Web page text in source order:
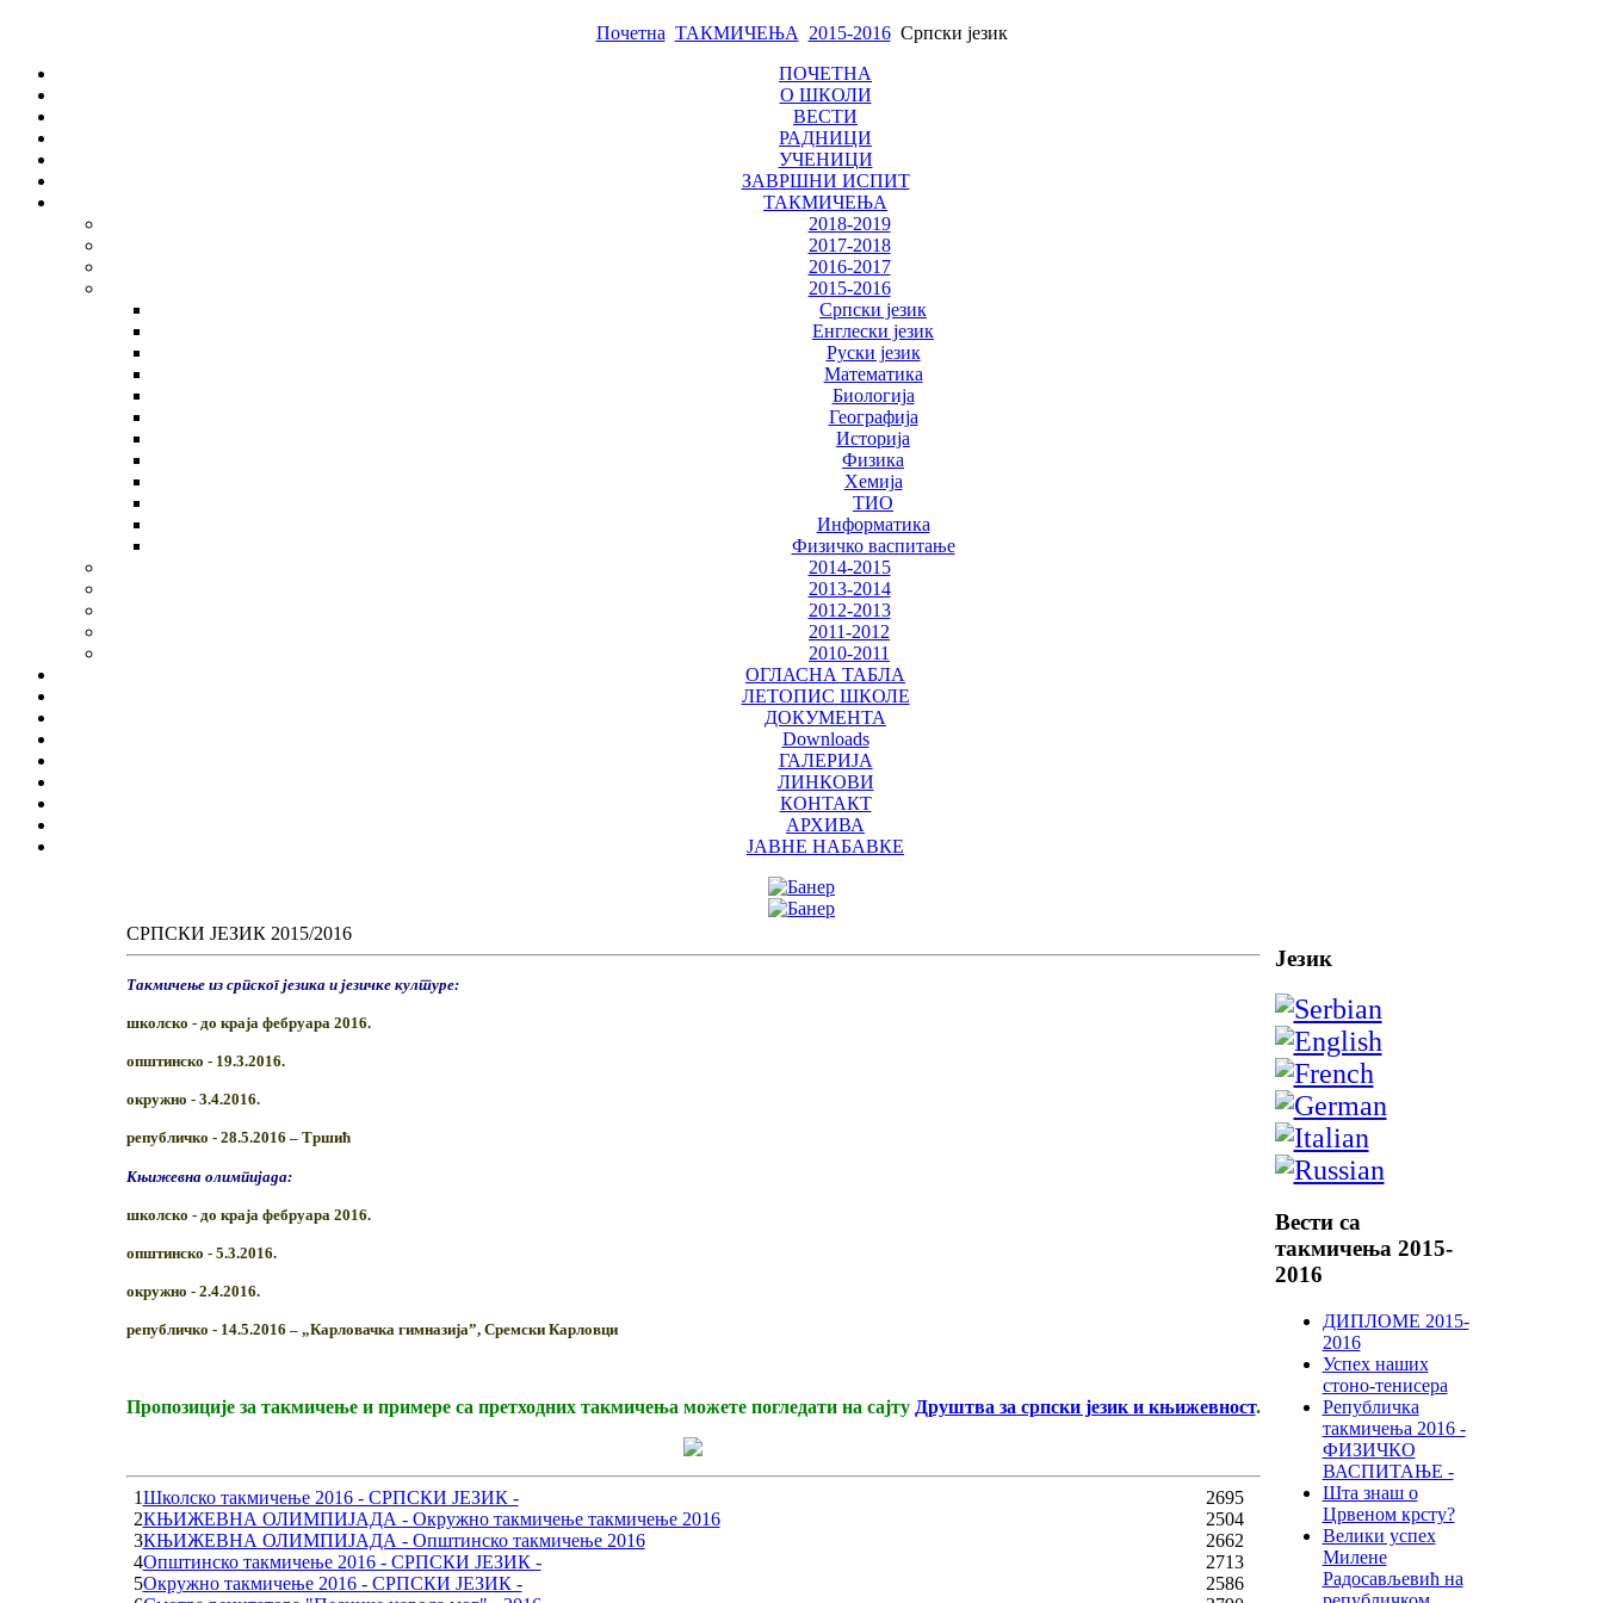
Почетна ТАКМИЧЕЊА 2015-2016 Српски језик
ПОЧЕТНА
О ШКОЛИ
ВЕСТИ
РАДНИЦИ
УЧЕНИЦИ
ЗАВРШНИ ИСПИТ
ТАКМИЧЕЊА
2018-2019
2017-2018
2016-2017
2015-2016
Српски језик
Енглески језик
Руски језик
Математика
Биологија
Географија
Историја
Физика
Хемија
ТИО
Информатика
Физичко васпитање
2014-2015
2013-2014
2012-2013
2011-2012
2010-2011
ОГЛАСНА ТАБЛА
ЛЕТОПИС ШКОЛЕ
ДОКУМЕНТА
Downloads
ГАЛЕРИЈА
ЛИНКОВИ
КОНТАКТ
АРХИВА
ЈАВНЕ НАБАВКЕ
СРПСКИ ЈЕЗИК 2015/2016
Такмичење из српског језика и језичке културе:
школско - до краја фебруара 2016.
општинско - 19.3.2016.
окружно - 3.4.2016.
републичко - 28.5.2016 ‒ Тршић
Књижевна олимпијада:
школско - до краја фебруара 2016.
општинско - 5.3.2016.
окружно - 2.4.2016.
републичко - 14.5.2016 ‒ „Карловачка гимназија”, Сремски Карловци
Пропозиције за такмичење и примере са претходних такмичења можете погледати на сајту Друштва за српски језик и књижевност.
1Школско такмичење 2016 - СРПСКИ ЈЕЗИК -
2695
2КЊИЖЕВНА ОЛИМПИЈАДА - Окружно такмичење такмичење 2016
2504
3КЊИЖЕВНА ОЛИМПИЈАДА - Општинско такмичење 2016
2662
4Општинско такмичење 2016 - СРПСКИ ЈЕЗИК -
2713
5Окружно такмичење 2016 - СРПСКИ ЈЕЗИК -
2586
Језик
Вести са
такмичења 2015-
2016
ДИПЛОМЕ 2015-
2016
Успех наших
стоно-тенисера
Републичка
такмичења 2016 -
ФИЗИЧКО
ВАСПИТАЊЕ -
Шта знаш о
Црвеном крсту?
Велики успех
Милене
Радосављевић на